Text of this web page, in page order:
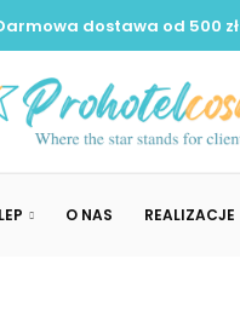
dostawa od 500 zł
O NAS REALIZACJE